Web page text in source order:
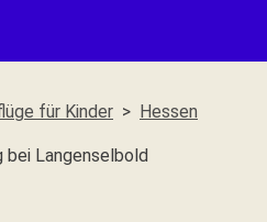
für Kinder Hessen
bei Langenselbold